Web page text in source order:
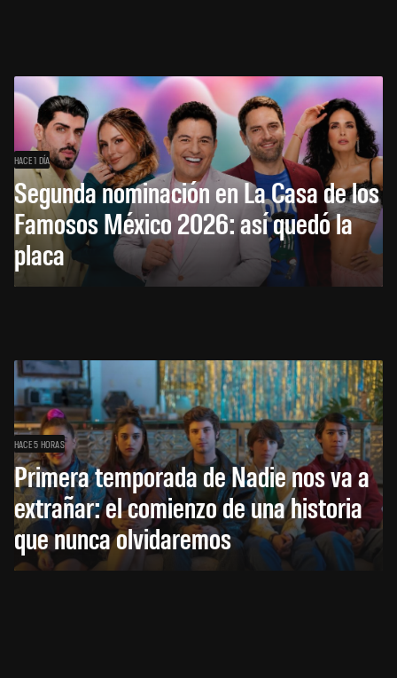
HACE 1 DÍA
Segunda nominación en La Casa de los
Famosos México 2026: así quedó la
placa
HACE 5 HORAS
Primera temporada de Nadie nos va a
extrañar: el comienzo de una historia
que nunca olvidaremos